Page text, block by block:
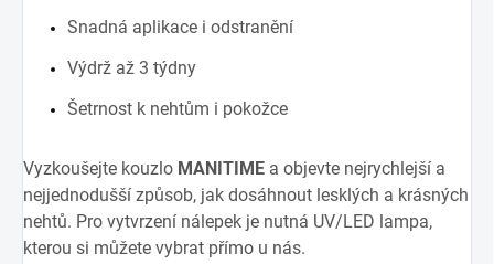
Snadná aplikace i odstranění
Výdrž až 3 týdny
Šetrnost k nehtům i pokožce
Vyzkoušejte kouzlo MANITIME a objevte nejrychlejší a
nejjednodušší způsob, jak dosáhnout lesklých a krásných
nehtů. Pro vytvrzení nálepek je nutná UV/LED lampa,
kterou si můžete vybrat přímo u nás.